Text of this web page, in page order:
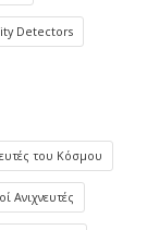
Detectors
του Κόσμου
Ανιχνευτές